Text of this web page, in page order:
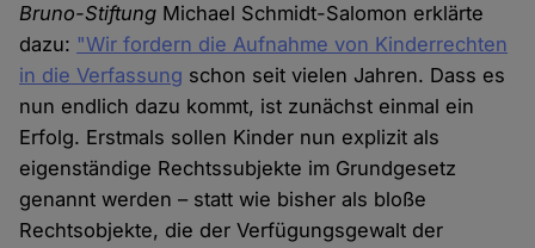
Bruno-Stiftung Michael Schmidt-Salomon erklärte
dazu: "Wir fordern die Aufnahme von Kinderrechten
in die Verfassung schon seit vielen Jahren. Dass es
nun endlich dazu kommt, ist zunächst einmal ein
Erfolg. Erstmals sollen Kinder nun explizit als
eigenständige Rechtssubjekte im Grundgesetz
genannt werden – statt wie bisher als bloße
Rechtsobjekte, die der Verfügungsgewalt der